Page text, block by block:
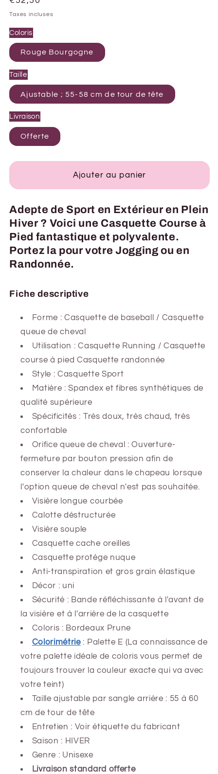
habituel
Taxes incluses
Coloris
Rouge Bourgogne
Taille
Ajustable ; 55-58 cm de tour de tête
Livraison
Offerte
Ajouter au panier
Adepte de Sport en Extérieur en Plein
Hiver ? Voici une Casquette Course à
Pied fantastique et polyvalente.
Portez la pour votre Jogging ou en
Randonnée.
Fiche descriptive
Forme : Casquette de baseball / Casquette
queue de cheval
Utilisation : Casquette Running / Casquette
course à pied Casquette randonnée
Style : Casquette Sport
Matière : Spandex et fibres synthétiques de
qualité supérieure
Spécificités : Très doux, très chaud, très
confortable
Orifice queue de cheval : Ouverture-
fermeture par bouton pression afin de
conserver la chaleur dans le chapeau lorsque
l'option queue de cheval n'est pas souhaitée.
Visière longue courbée
Calotte déstructurée
Visière souple
Casquette cache oreilles
Casquette protège nuque
Anti-transpiration et gros grain élastique
Décor : uni
Sécurité : Bande réfléchissante à l'avant de
la visière et à l'arrière de la casquette
Coloris : Bordeaux Prune
Colorimétrie : Palette E (La connaissance de
votre palette idéale de colorisvous permet de
toujours trouver la couleur exacte qui va avec
votre teint)
Taille ajustable par sangle arrière : 55 à 60
cm de tour de tête
Entretien : Voir étiquette du fabricant
Saison : HIVER
Genre : Unisexe
Livraison standard offerte